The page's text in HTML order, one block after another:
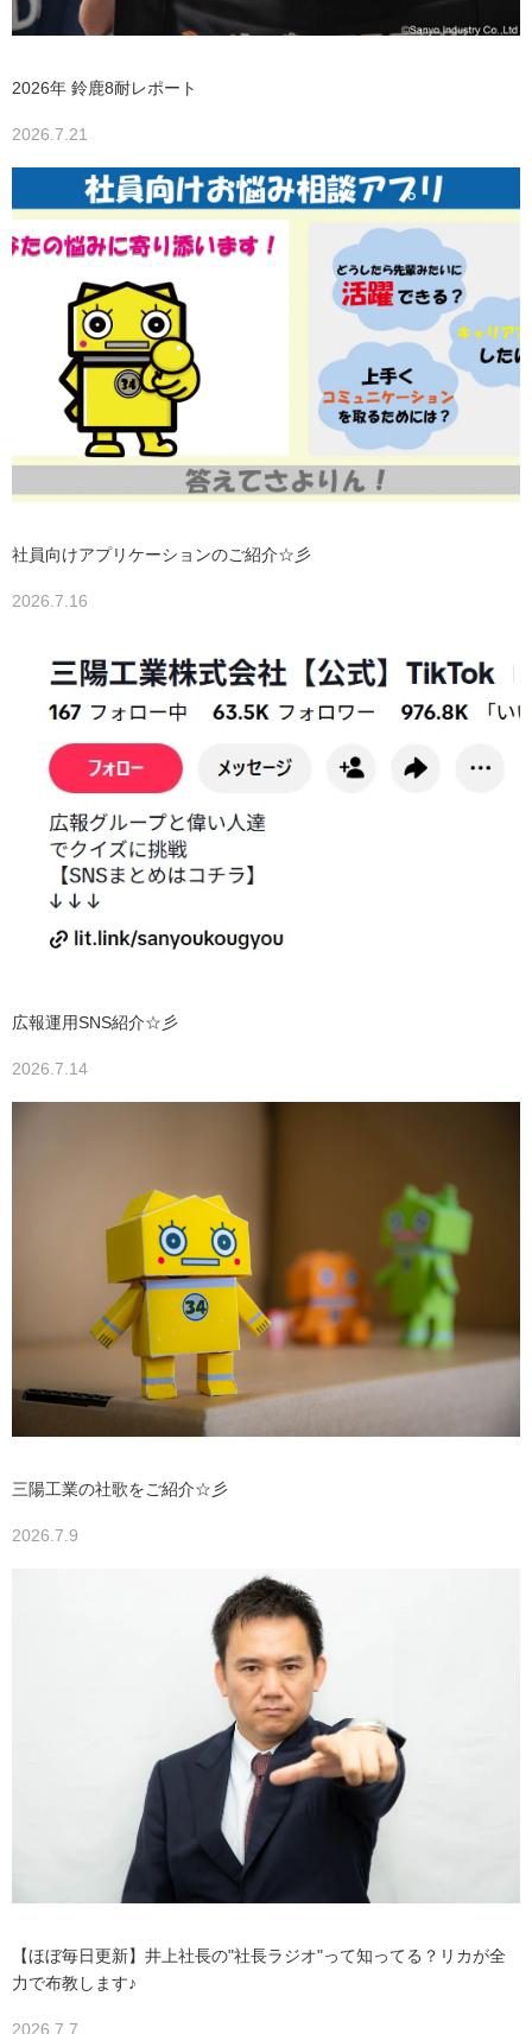
2026年 鈴鹿8耐レポート
2026.7.21
社員向けアプリケーションのご紹介☆彡
2026.7.16
広報運用SNS紹介☆彡
2026.7.14
三陽工業の社歌をご紹介☆彡
2026.7.9
【ほぼ毎日更新】井上社長の"社長ラジオ"って知ってる？リカが全
力で布教します♪
2026.7.7